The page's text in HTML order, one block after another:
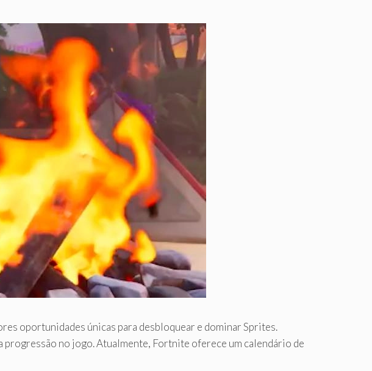
oportunidades únicas para desbloquear e dominar Sprites.
progressão no jogo. Atualmente, Fortnite oferece um calendário de